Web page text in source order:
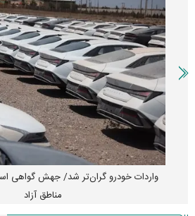
واردات خودرو گران‌تر شد/ جهش گواهی
مناطق آزاد